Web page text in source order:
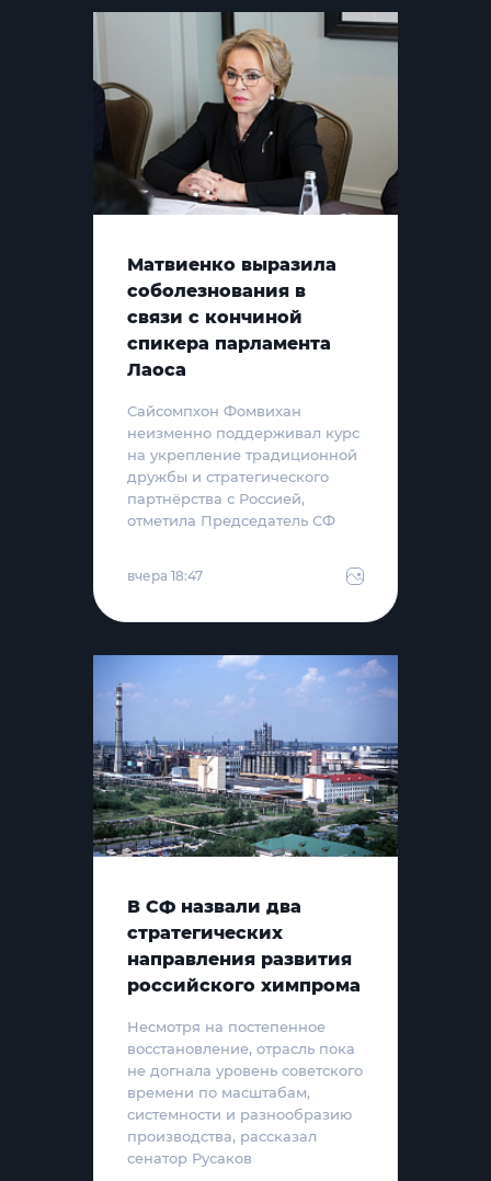
Матвиенко выразила
соболезнования в
связи с кончиной
спикера парламента
Лаоса
Сайсомпхон Фомвихан
неизменно поддерживал курс
на укрепление традиционной
дружбы и стратегического
партнёрства с Россией,
отметила Председатель СФ
вчера 18:47
В СФ назвали два
стратегических
направления развития
российского химпрома
Несмотря на постепенное
восстановление, отрасль пока
не догнала уровень советского
времени по масштабам,
системности и разнообразию
производства, рассказал
сенатор Русаков